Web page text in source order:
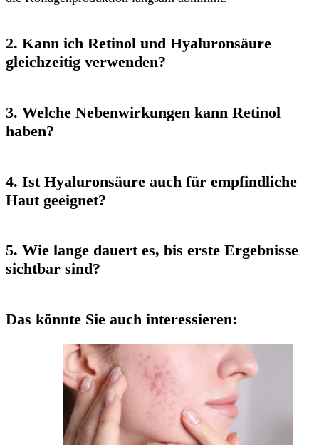
2. Kann ich Retinol und Hyaluronsäure
gleichzeitig verwenden?
3. Welche Nebenwirkungen kann Retinol
haben?
4. Ist Hyaluronsäure auch für empfindliche
Haut geeignet?
5. Wie lange dauert es, bis erste Ergebnisse
sichtbar sind?
Das könnte Sie auch interessieren: